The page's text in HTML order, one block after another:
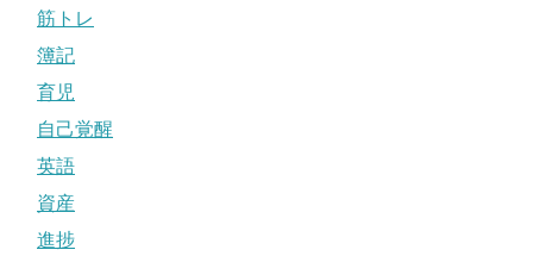
筋トレ
簿記
育児
自己覚醒
英語
資産
進捗